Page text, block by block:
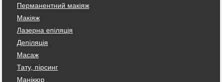
Перманентний макіяж
Макіяж
Лазерна епіляція
Депіляція
Масаж
Тату, пірсинг
Манікюр